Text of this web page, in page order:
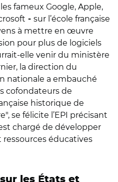
fameux Google, Apple,
- sur l’école française
à mettre en œuvre
pour plus de logiciels
elle venir du ministère
la direction du
nationale a embauché
cofondateurs de
historique de
se félicite l’EPI précisant
chargé de développer
éducatives
les États et